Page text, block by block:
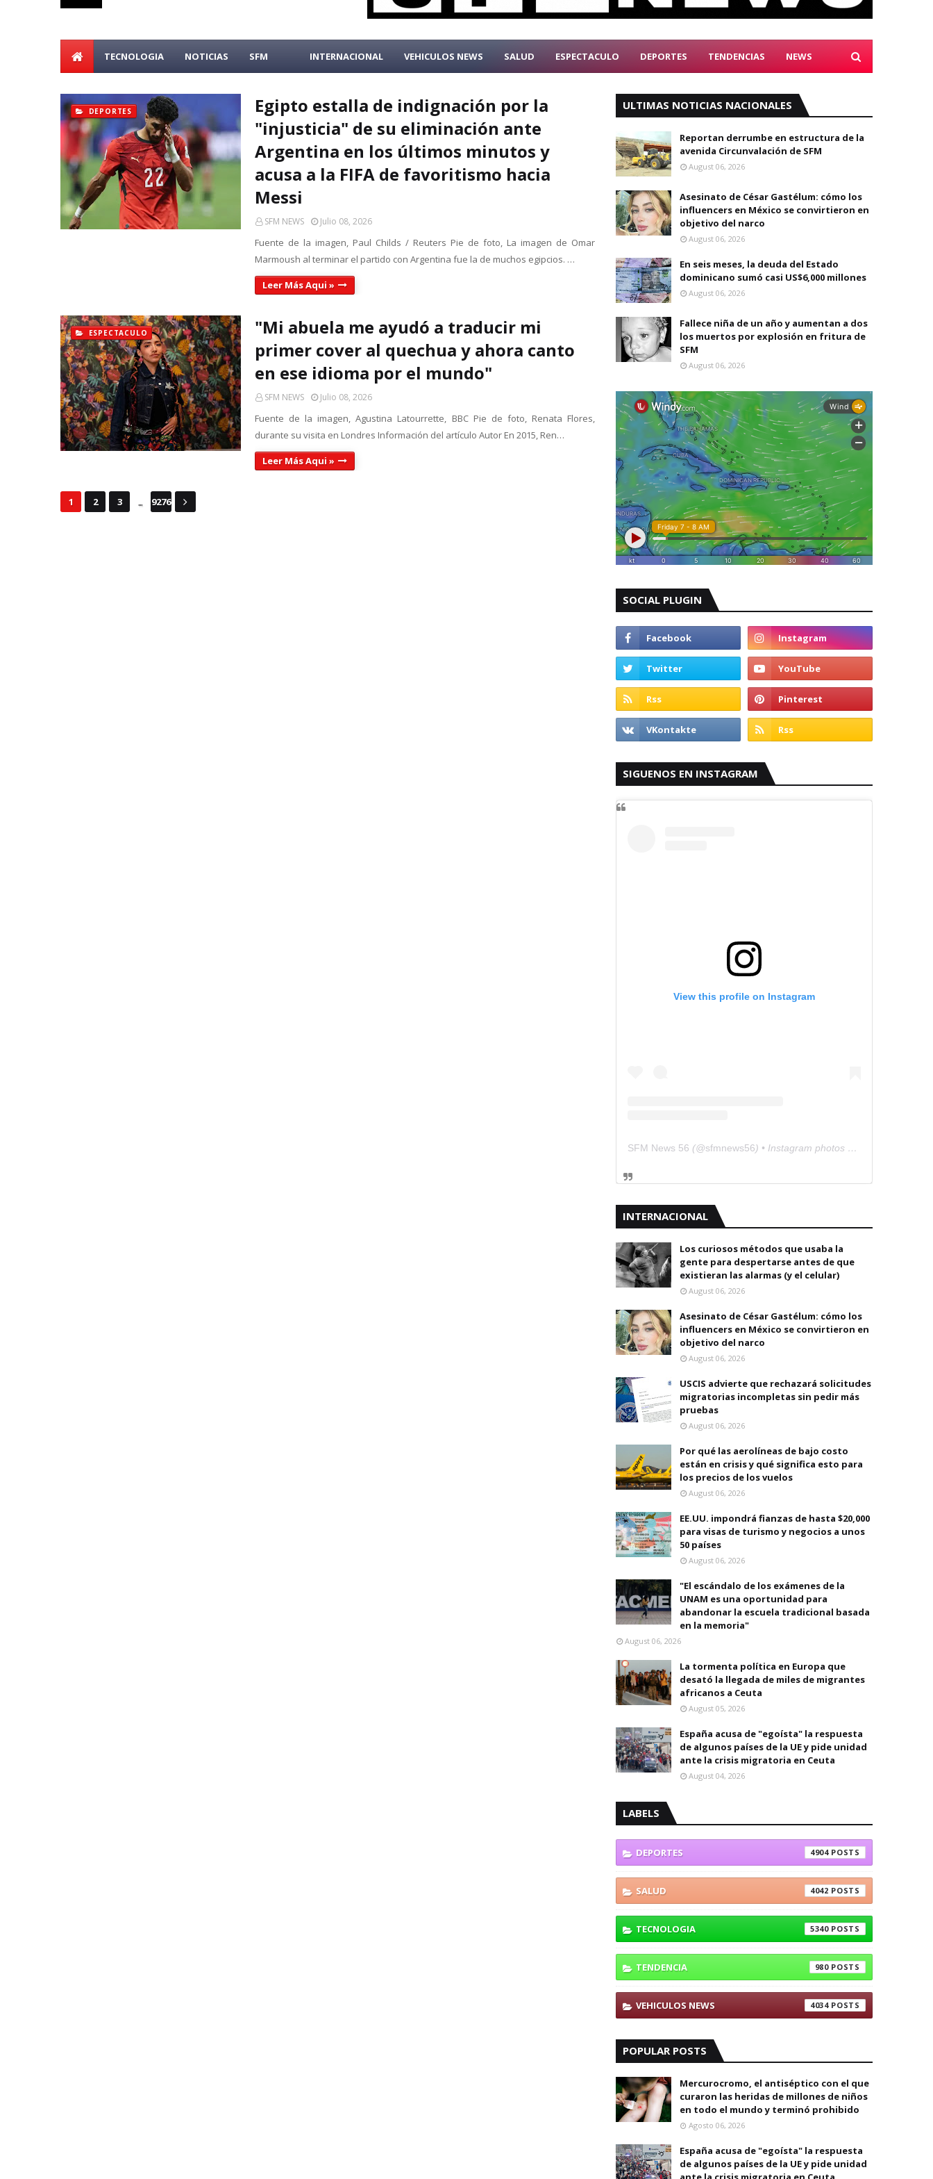
TECNOLOGIA NOTICIAS SFM INTERNACIONAL VEHICULOS NEWS SALUD ESPECTACULO DEPORTES TENDENCIAS NEWS
DEPORTES
Egipto estalla de indignación por la
"injusticia" de su eliminación ante
Argentina en los últimos minutos y
acusa a la FIFA de favoritismo hacia
Messi
SFM NEWS Julio 08, 2026
Fuente de la imagen, Paul Childs / Reuters Pie de foto, La imagen de Omar
Marmoush al terminar el partido con Argentina fue la de muchos egipcios. …
Leer Más Aqui »
ESPECTACULO
"Mi abuela me ayudó a traducir mi
primer cover al quechua y ahora canto
en ese idioma por el mundo"
SFM NEWS Julio 08, 2026
Fuente de la imagen, Agustina Latourrette, BBC Pie de foto, Renata Flores,
durante su visita en Londres Información del artículo Autor En 2015, Ren…
Leer Más Aqui »
1 2 3 ... 9276
ULTIMAS NOTICIAS NACIONALES
Reportan derrumbe en estructura de la
avenida Circunvalación de SFM
August 06, 2026
Asesinato de César Gastélum: cómo los
influencers en México se convirtieron en
objetivo del narco
August 06, 2026
En seis meses, la deuda del Estado
dominicano sumó casi US$6,000 millones
August 06, 2026
Fallece niña de un año y aumentan a dos
los muertos por explosión en fritura de
SFM
August 06, 2026
SOCIAL PLUGIN
SIGUENOS EN INSTAGRAM
View this profile on Instagram
SFM News 56 (@sfmnews56) • Instagram photos and videos
INTERNACIONAL
Los curiosos métodos que usaba la
gente para despertarse antes de que
existieran las alarmas (y el celular)
August 06, 2026
Asesinato de César Gastélum: cómo los
influencers en México se convirtieron en
objetivo del narco
August 06, 2026
USCIS advierte que rechazará solicitudes
migratorias incompletas sin pedir más
pruebas
August 06, 2026
Por qué las aerolíneas de bajo costo
están en crisis y qué significa esto para
los precios de los vuelos
August 06, 2026
EE.UU. impondrá fianzas de hasta $20,000
para visas de turismo y negocios a unos
50 países
August 06, 2026
"El escándalo de los exámenes de la
UNAM es una oportunidad para
abandonar la escuela tradicional basada
en la memoria"
August 06, 2026
La tormenta política en Europa que
desató la llegada de miles de migrantes
africanos a Ceuta
August 05, 2026
España acusa de "egoísta" la respuesta
de algunos países de la UE y pide unidad
ante la crisis migratoria en Ceuta
August 04, 2026
LABELS
DEPORTES 4904
SALUD 4042
TECNOLOGIA 5340
TENDENCIA 980
VEHICULOS NEWS 4034
POPULAR POSTS
Mercurocromo, el antiséptico con el que
curaron las heridas de millones de niños
en todo el mundo y terminó prohibido
Agosto 06, 2026
España acusa de "egoísta" la respuesta
de algunos países de la UE y pide unidad